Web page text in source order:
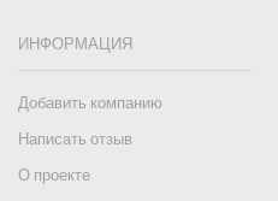
ИНФОРМАЦИЯ
Добавить компанию
Написать отзыв
О проекте